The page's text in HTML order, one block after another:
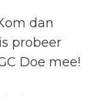
dan
probeer
Doe mee!